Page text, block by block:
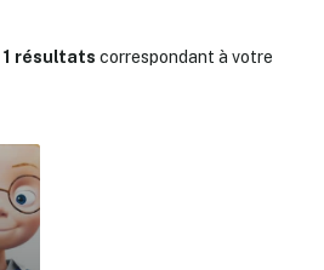
1 résultats correspondant à votre